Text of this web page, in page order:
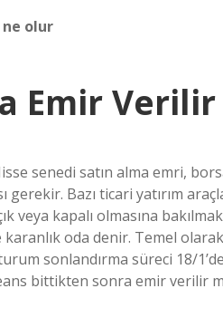
olur
Emir
senedi satın alma emri,
gerekir. Bazı ticari yatırım
veya kapalı olmasına
oda denir. Temel
sonlandırma süreci 18/
bittikten sonra emir verilir